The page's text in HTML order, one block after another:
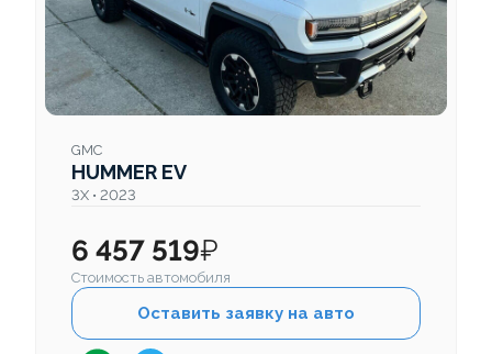
GMC
HUMMER EV
3X • 2023
6 457 519₽
Стоимость автомобиля
Оставить заявку на авто